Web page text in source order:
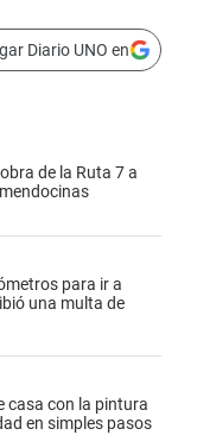
Diario UNO en
de la Ruta 7 a
para ir a
una multa de
casa con la pintura
en simples pasos